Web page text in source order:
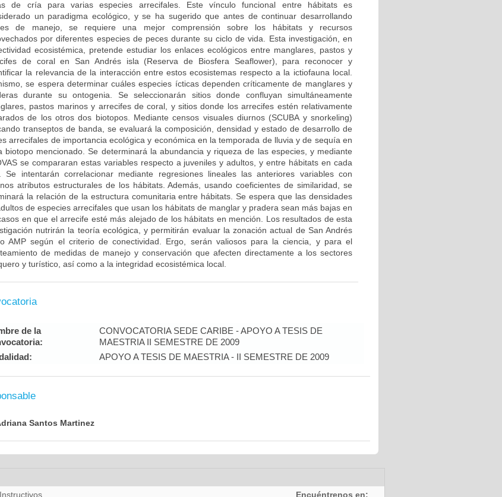
de cría para varias especies arrecifales. Este vínculo funcional entre hábitats es
un paradigma ecológico, y se ha sugerido que antes de continuar desarrollando
de manejo, se requiere una mejor comprensión sobre los hábitats y recursos
por diferentes especies de peces durante su ciclo de vida. Esta investigación, en
ecosistémica, pretende estudiar los enlaces ecológicos entre manglares, pastos y
de coral en San Andrés isla (Reserva de Biosfera Seaflower), para reconocer y
la relevancia de la interacción entre estos ecosistemas respecto a la ictiofauna local.
se espera determinar cuáles especies ícticas dependen críticamente de manglares y
durante su ontogenia. Se seleccionarán sitios donde confluyan simultáneamente
pastos marinos y arrecifes de coral, y sitios donde los arrecifes estén relativamente
de los otros dos biotopos. Mediante censos visuales diurnos (SCUBA y snorkeling)
transeptos de banda, se evaluará la composición, densidad y estado de desarrollo de
arrecifales de importancia ecológica y económica en la temporada de lluvia y de sequía en
biotopo mencionado. Se determinará la abundancia y riqueza de las especies, y mediante
se compararan estas variables respecto a juveniles y adultos, y entre hábitats en cada
Se intentarán correlacionar mediante regresiones lineales las anteriores variables con
atributos estructurales de los hábitats. Además, usando coeficientes de similaridad, se
la relación de la estructura comunitaria entre hábitats. Se espera que las densidades
de especies arrecifales que usan los hábitats de manglar y pradera sean más bajas en
en que el arrecife esté más alejado de los hábitats en mención. Los resultados de esta
nutrirán la teoría ecológica, y permitirán evaluar la zonación actual de San Andrés
AMP según el criterio de conectividad. Ergo, serán valiosos para la ciencia, y para el
de medidas de manejo y conservación que afecten directamente a los sectores
y turístico, así como a la integridad ecosistémica local.
de la
CONVOCATORIA SEDE CARIBE - APOYO A TESIS DE
MAESTRIA II SEMESTRE DE 2009
APOYO A TESIS DE MAESTRIA - II SEMESTRE DE 2009
Santos Martinez
Instructivos Encuéntrenos en: